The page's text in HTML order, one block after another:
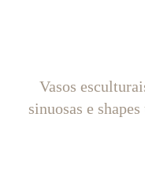
Vasos
sinuosas e